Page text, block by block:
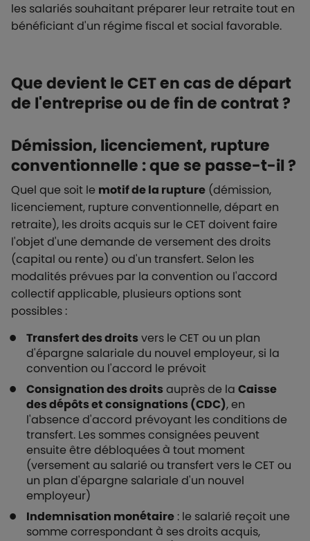
les salariés souhaitant préparer leur retraite tout en
bénéficiant d'un régime fiscal et social favorable.
Que devient le CET en cas de départ
de l'entreprise ou de fin de contrat ?
Démission, licenciement, rupture
conventionnelle : que se passe-t-il ?
Quel que soit le motif de la rupture (démission,
licenciement, rupture conventionnelle, départ en
retraite), les droits acquis sur le CET doivent faire
l'objet d'une demande de versement des droits
(capital ou rente) ou d'un transfert. Selon les
modalités prévues par la convention ou l'accord
collectif applicable, plusieurs options sont
possibles :
Transfert des droits vers le CET ou un plan
d'épargne salariale du nouvel employeur, si la
convention ou l'accord le prévoit
Consignation des droits auprès de la Caisse
des dépôts et consignations (CDC), en
l'absence d'accord prévoyant les conditions de
transfert. Les sommes consignées peuvent
ensuite être débloquées à tout moment
(versement au salarié ou transfert vers le CET ou
un plan d'épargne salariale d'un nouvel
employeur)
Indemnisation monétaire : le salarié reçoit une
somme correspondant à ses droits acquis,